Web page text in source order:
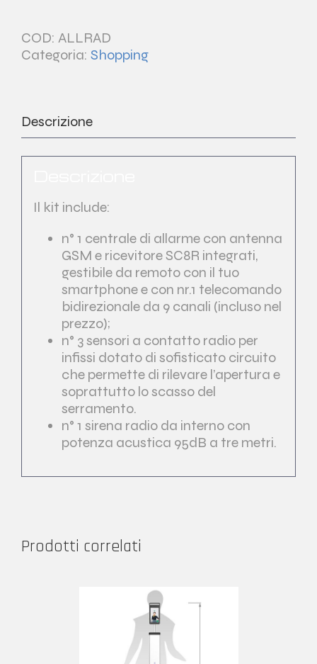
COD: ALLRAD
Categoria: Shopping
Descrizione
Il kit include:
n° 1 centrale di allarme con antenna
GSM e ricevitore SC8R integrati,
gestibile da remoto con il tuo
smartphone e con nr.1 telecomando
bidirezionale da 9 canali (incluso nel
prezzo);
n° 3 sensori a contatto radio per
infissi dotato di sofisticato circuito
che permette di rilevare l’apertura e
soprattutto lo scasso del
serramento.
n° 1 sirena radio da interno con
potenza acustica 95dB a tre metri.
Prodotti correlati